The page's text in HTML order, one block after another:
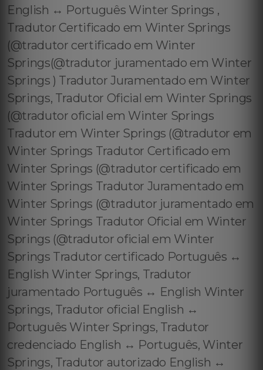
English ↔️ Português Winter Springs ,
Tradutor Certificado em Winter Springs
(@tradutor certificado em Winter
Springs(@tradutor juramentado em Winter
Springs ) Tradutor Juramentado em Winter
Springs, Tradutor Oficial em Winter Springs
(@tradutor oficial em Winter Springs
Tradutor em Winter Springs (@tradutor em
Winter Springs Tradutor Certificado em
Winter Springs (@tradutor certificado em
Winter Springs Tradutor Juramentado em
Winter Springs (@tradutor juramentado em
Winter Springs Tradutor Oficial em Winter
Springs (@tradutor oficial em Winter
Springs Tradutor certificado Português ↔️
English Winter Springs, Tradutor
juramentado Português ↔️ English Winter
Springs, Tradutor oficial English ↔️
Português Winter Springs, Tradutor
credenciado English ↔️ Português, Winter
Springs, Tradutor autorizado English ↔️